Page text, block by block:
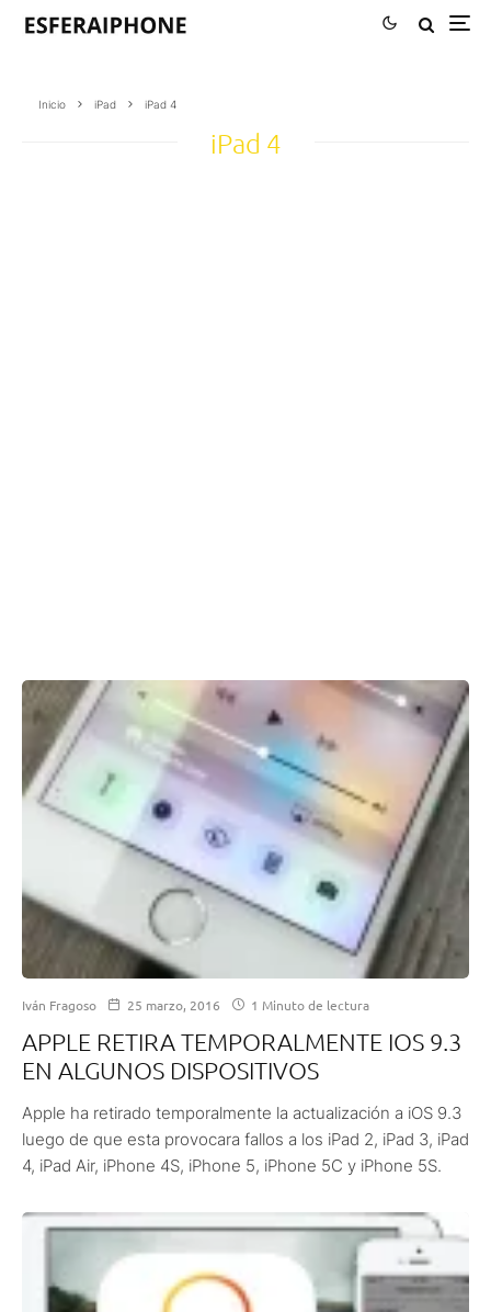
Inicio iPad iPad 4
iPad 4
Iván Fragoso 25 marzo, 2016 1 Minuto de lectura
APPLE RETIRA TEMPORALMENTE IOS 9.3
EN ALGUNOS DISPOSITIVOS
Apple ha retirado temporalmente la actualización a iOS 9.3
luego de que esta provocara fallos a los iPad 2, iPad 3, iPad
4, iPad Air, iPhone 4S, iPhone 5, iPhone 5C y iPhone 5S.